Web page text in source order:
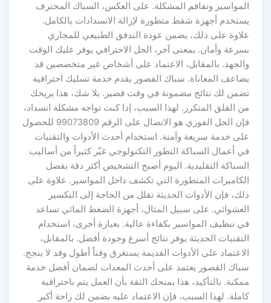
المواسير وتفاقم المشكلة. على العكس، السباك المحترف
يستخدم أجهزة شفط متطورة لإزالة الانسدادات بالكامل.
علاوة على ذلك، يضمن عودة التدفق الطبيعي للمجاري
بسرعة وأمان. بمعنى آخر، الحل الاحترافي يوفر عليك الوقت
والجهد. بالمقابل، الاعتماد على أشخاص غير متخصصين قد
يضاعف المعاناة. سباك القصور يقدم خدمة تسليك احترافية
تضمن لك نتائج مضمونة في وقت قصير. بلا شك، هذا يريحك
من القلق المتكرر. لهذا السبب، إذا كنت تواجه مشكلة انسداد،
فإن الحل الفوري هو الاتصال على الرقم 99073809 للحصول
على خدمة سريعة وآمنة. استخدام أحدث الأدوات والتقنيات
في أعمال السباكة التطور التكنولوجي غيّر كثيراً من أساليب
السباكة التقليدية. اليوم أصبح التشخيص أكثر دقة بفضل
الكاميرات المتطورة التي تكشف داخل المواسير. علاوة على
ذلك، فإن الأدوات الحديثة تقلل من الحاجة إلى التكسير
العشوائي. على سبيل المثال، أجهزة الضغط المائي تساعد
في تنظيف المواسير بكفاءة عالية. بعبارة أخرى، استخدام
التقنيات الحديثة يوفر نتائج أسرع وجودة أفضل. بالمقابل،
الاعتماد على الأدوات القديمة يستغرق وقتاً أطول وقد لا ينجح.
سباك القصور يعتمد على أحدث المعدات لضمان أفضل خدمة
ممكنة. بالتأكيد، هذا يمنحك الثقة بأن العمل يتم باحترافية
كاملة. لهذا السبب، فإن الاعتماد عليه يضمن لك راحة أكبر